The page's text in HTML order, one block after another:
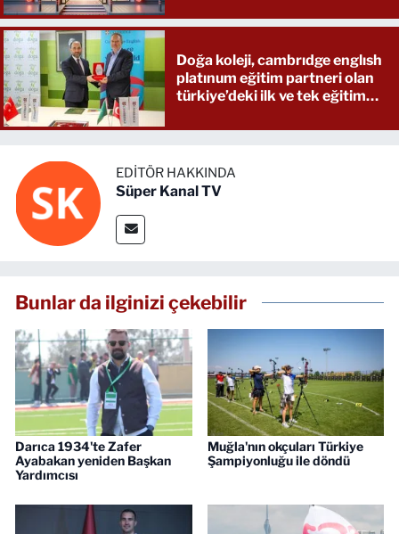
Doğa koleji, cambrıdge englısh
platınum eğitim partneri olan
türkiye’deki ilk ve tek eğitim
EDITÖR HAKKINDA
Süper Kanal TV
Bunlar da ilginizi çekebilir
Darıca 1934'te Zafer
Ayabakan yeniden Başkan
Yardımcısı
Muğla'nın okçuları Türkiye
Şampiyonluğu ile döndü